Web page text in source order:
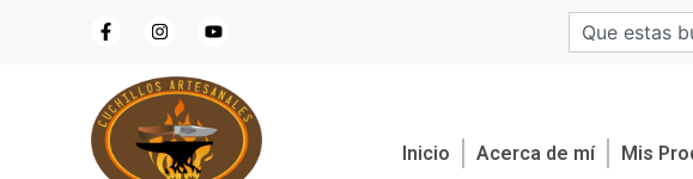
Inicio Acerca de mí Mis